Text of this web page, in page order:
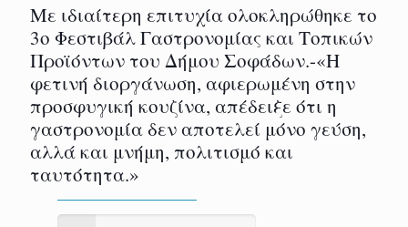
Με ιδιαίτερη επιτυχία ολοκληρώθηκε το
3ο Φεστιβάλ Γαστρονομίας και Τοπικών
Προϊόντων του Δήμου Σοφάδων.-«Η
φετινή διοργάνωση, αφιερωμένη στην
προσφυγική κουζίνα, απέδειξε ότι η
γαστρονομία δεν αποτελεί μόνο γεύση,
αλλά και μνήμη, πολιτισμό και
ταυτότητα.»